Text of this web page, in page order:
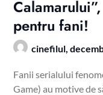
pentru fani!
cinefilul,
Fanii serialului
Game) au motive de